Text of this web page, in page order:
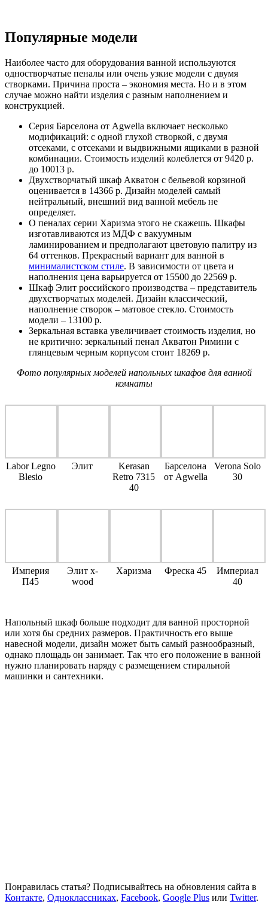
Популярные модели
Наиболее часто для оборудования ванной используются
одностворчатые пеналы или очень узкие модели с двумя
створками. Причина проста – экономия места. Но и в этом
случае можно найти изделия с разным наполнением и
конструкцией.
Серия Барселона от Agwella включает несколько
модификаций: с одной глухой створкой, с двумя
отсеками, с отсеками и выдвижными ящиками в разной
комбинации. Стоимость изделий колеблется от 9420 р.
до 10013 р.
Двухстворчатый шкаф Акватон с бельевой корзиной
оценивается в 14366 р. Дизайн моделей самый
нейтральный, внешний вид ванной мебель не
определяет.
О пеналах серии Харизма этого не скажешь. Шкафы
изготавливаются из МДФ с вакуумным
ламинированием и предполагают цветовую палитру из
64 оттенков. Прекрасный вариант для ванной в
минималистском стиле. В зависимости от цвета и
наполнения цена варьируется от 15500 до 22569 р.
Шкаф Элит российского производства – представитель
двухстворчатых моделей. Дизайн классический,
наполнение створок – матовое стекло. Стоимость
модели – 13100 р.
Зеркальная вставка увеличивает стоимость изделия, но
не критично: зеркальный пенал Акватон Римини с
глянцевым черным корпусом стоит 18269 р.
Фото популярных моделей напольных шкафов для ванной
комнаты
Labor Legno
Blesio
Элит
Kerasan
Retro 7315
40
Барселона
от Agwella
Verona Solo
30
Империя
П45
Элит x-
wood
Харизма Фреска 45
Империал
40
Напольный шкаф больше подходит для ванной просторной
или хотя бы средних размеров. Практичность его выше
навесной модели, дизайн может быть самый разнообразный,
однако площадь он занимает. Так что его положение в ванной
нужно планировать наряду с размещением стиральной
машинки и сантехники.
Понравилась статья? Подписывайтесь на обновления сайта в
Контакте, Одноклассниках, Facebook, Google Plus или Twitter.